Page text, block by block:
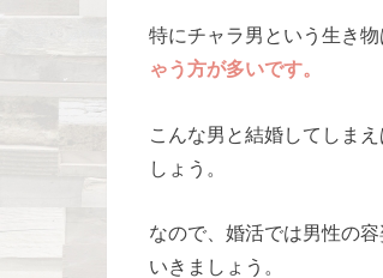
特にチャラ男という生き物
ゃう方が多いです。
こんな男と結婚してしま
しょう。
なので、婚活では男性の
いきましょう。